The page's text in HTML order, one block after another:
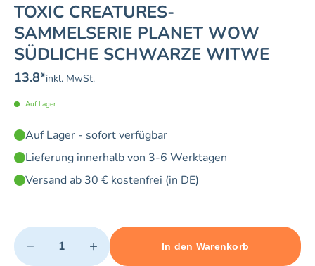
TOXIC CREATURES-
SAMMELSERIE PLANET WOW
SÜDLICHE SCHWARZE WITWE
13.8*inkl. MwSt.
Auf Lager
Auf Lager - sofort verfügbar
Lieferung innerhalb von 3-6 Werktagen
Versand ab 30 € kostenfrei (in DE)
Quantity
− +
Minimum quantity: 1 Maximum quantity: 5
In den Warenkorb
Add 1 item to cart